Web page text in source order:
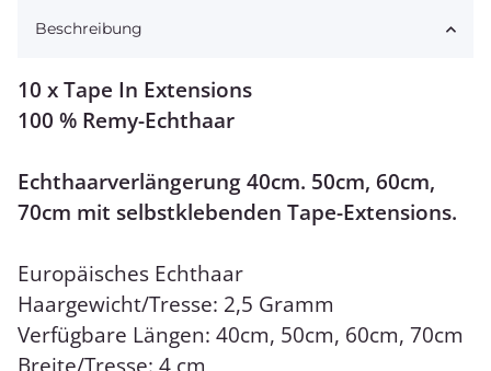
Beschreibung
10 x Tape In Extensions
100 % Remy-Echthaar
Echthaarverlängerung 40cm. 50cm, 60cm,
70cm mit selbstklebenden Tape-Extensions.
Europäisches Echthaar
Haargewicht/Tresse: 2,5 Gramm
Verfügbare Längen: 40cm, 50cm, 60cm, 70cm
Breite/Tresse: 4 cm